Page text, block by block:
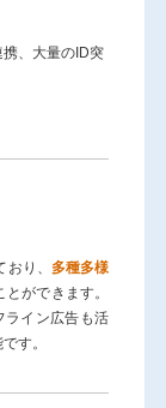
、大量のID突
り、 多種多様
ができます。
ライン広告も活
す。